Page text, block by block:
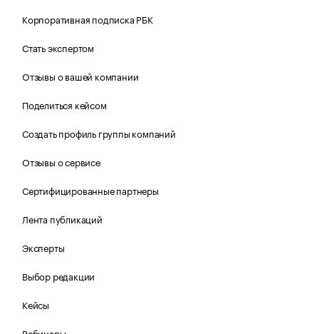
Корпоративная подписка РБК
Стать экспертом
Отзывы о вашей компании
Поделиться кейсом
Создать профиль группы компаний
Отзывы о сервисе
Сертифицированные партнеры
Лента публикаций
Эксперты
Выбор редакции
Кейсы